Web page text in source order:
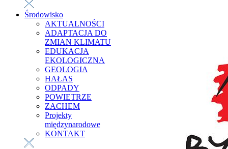
Środowisko
AKTUALNOŚCI
ADAPTACJA DO
ZMIAN KLIMATU
EDUKACJA
EKOLOGICZNA
GEOLOGIA
HAŁAS
ODPADY
POWIETRZE
ZACHEM
Projekty
międzynarodowe
KONTAKT